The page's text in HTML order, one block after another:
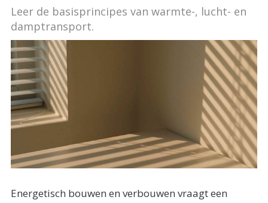
Leer de basisprincipes van warmte-, lucht- en
damptransport.
Energetisch bouwen en verbouwen vraagt een